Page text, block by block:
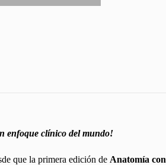
enfoque clínico del mundo!
que la primera edición de Anatomía con